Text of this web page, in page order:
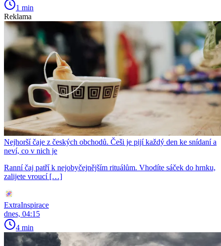
1 min
Reklama
Nejhorší čaje z českých obchodů. Češi je pijí každý den ke snídaní a
neví, co v nich je
Ranní čaj patří k nejobyčejnějším rituálům. Vhodíte sáček do hrnku,
zalijete vroucí […]
ExtraInspirace
dnes, 04:15
4 min